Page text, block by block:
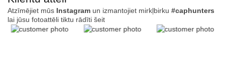
Atzīmējiet mūs Instagram un izmantojiet mirkļbirku #caphunters
lai jūsu fotoattēli tiktu rādīti šeit